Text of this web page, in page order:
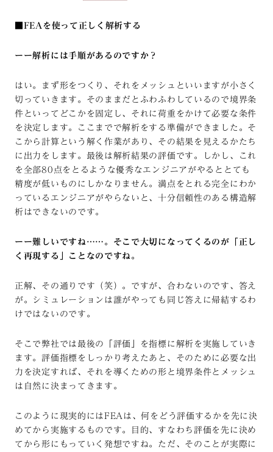
■FEAを使って正しく解析する
ーー解析には手順があるのですか？
はい。まず形をつくり、それをメッシュといいますが小さく
切っていきます。そのままだとふわふわしているので境界条
件といってどこかを固定し、それに荷重をかけて必要な条件
を決定します。ここまでで解析をする準備ができました。そ
こから計算という解く作業があり、その結果を見えるかたち
に出力をします。最後は解析結果の評価です。しかし、これ
を全部80点をとるような優秀なエンジニアがやるととても
精度が低いものにしかなりません。満点をとれる完全にわか
っているエンジニアがやらないと、十分信頼性のある構造解
析はできないのです。
ーー難しいですね……。そこで大切になってくるのが「正し
く再現する」ことなのですね。
正解、その通りです（笑）。ですが、合わないのです、答え
が。シミュレーションは誰がやっても同じ答えに帰結するわ
けではないのです。
そこで弊社では最後の「評価」を指標に解析を実施していき
ます。評価指標をしっかり考えたあと、そのために必要な出
力を決定すれば、それを導くための形と境界条件とメッシュ
は自然に決まってきます。
このように現実的にはFEAは、何をどう評価するかを先に決
めてから実施するものです。目的、すなわち評価を先に決め
てから形にもっていく発想ですね。ただ、そのことが実際に